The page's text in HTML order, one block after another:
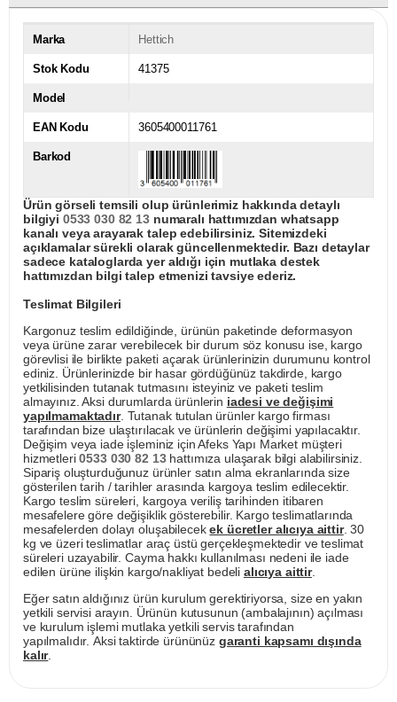
Marka Hettich
Stok Kodu 41375
Model
EAN Kodu 3605400011761
Barkod
Ürün görseli temsili olup ürünlerimiz hakkında detaylı
bilgiyi 0533 030 82 13numaralı hattımızdan whatsapp
kanalı veya arayarak talep edebilirsiniz. Sitemizdeki
açıklamalar sürekli olarak güncellenmektedir. Bazı detaylar
sadece kataloglarda yer aldığı için mutlaka destek
hattımızdan bilgi talep etmenizi tavsiye ederiz.
Teslimat Bilgileri
Kargonuz teslim edildiğinde, ürünün paketinde deformasyon
veya ürüne zarar verebilecek bir durum söz konusu ise, kargo
görevlisi ile birlikte paketi açarak ürünlerinizin durumunu kontrol
ediniz. Ürünlerinizde bir hasar gördüğünüz takdirde, kargo
yetkilisinden tutanak tutmasını isteyiniz ve paketi teslim
almayınız. Aksi durumlarda ürünlerin iadesi ve değişimi
yapılmamaktadır. Tutanak tutulan ürünler kargo firması
tarafından bize ulaştırılacak ve ürünlerin değişimi yapılacaktır.
Değişim veya iade işleminiz için Afeks Yapı Market müşteri
hizmetleri0533 030 82 13hattımıza ulaşarak bilgi alabilirsiniz.
Sipariş oluşturduğunuz ürünler satın alma ekranlarında size
gösterilen tarih / tarihler arasında kargoya teslim edilecektir.
Kargo teslim süreleri, kargoya veriliş tarihinden itibaren
mesafelere göre değişiklik gösterebilir. Kargo teslimatlarında
mesafelerden dolayı oluşabilecekek ücretler alıcıya aittir. 30
kg ve üzeri teslimatlar araç üstü gerçekleşmektedir ve teslimat
süreleri uzayabilir. Cayma hakkı kullanılması nedeni ile iade
edilen ürüne ilişkin kargo/nakliyat bedeli alıcıya aittir.
Eğer satın aldığınız ürün kurulum gerektiriyorsa, size en yakın
yetkili servisi arayın. Ürünün kutusunun (ambalajının) açılması
ve kurulum işlemi mutlaka yetkili servis tarafından
yapılmalıdır. Aksi taktirde ürününüz garanti kapsamı dışında
kalır.